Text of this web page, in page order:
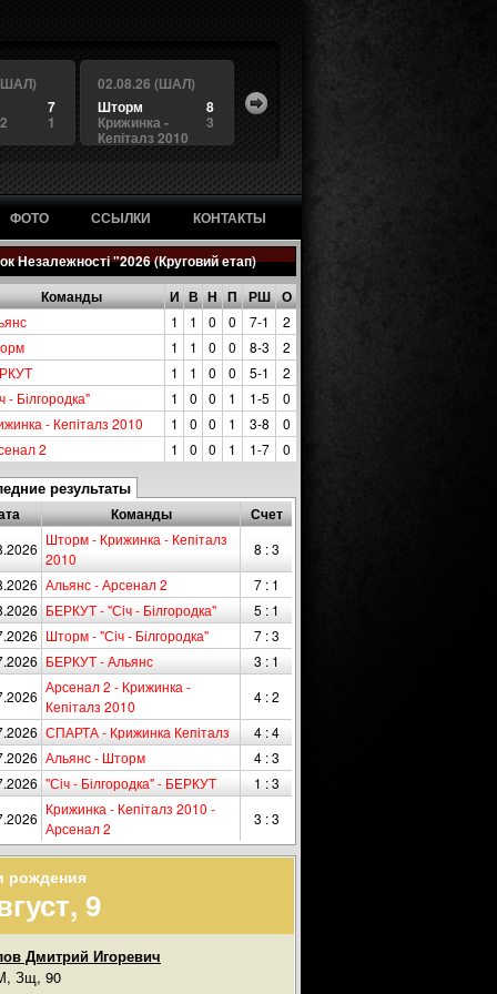
7
1
02.08.26 (ШАЛ)
8
Шторм
3
Крижинка -
Кепіталз 2010
ФОТО ССЫЛКИ КОНТАКТЫ
Незалежності "2026 (Круговий етап)
Команды И В Н П РШ О
1 1 0 0 7-1
2
1 1 0 0 8-3
2
1 1 0 0 5-1
2
- Білгородка"
1 0 0 1 1-5
0
- Кепіталз 2010
1 0 0 1 3-8
0
2
1 0 0 1 1-7 0
результаты
Команды Счет
Шторм - Крижинка - Кепіталз
2010
8 : 3
Альянс - Арсенал 2
7 : 1
БЕРКУТ - "Сiч - Білгородка"
5 : 1
Шторм - "Сiч - Білгородка"
7 : 3
БЕРКУТ - Альянс
3 : 1
Арсенал 2 - Крижинка -
Кепіталз 2010
4 : 2
СПАРТА - Крижинка Кепіталз
4 : 4
Альянс - Шторм
4 : 3
"Сiч - Білгородка" - БЕРКУТ
1 : 3
Крижинка - Кепіталз 2010 -
Арсенал 2
3 : 3
рождения
9
Дмитрий Игоревич
Зщ, 90